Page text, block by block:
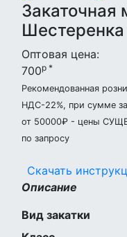
Закаточная
Оптовая цена:
700р *
Рекомендованная
НДС-22%, при сумме
от 50000₽ - цены
по запросу
Скачать
Описание
Вид закатки